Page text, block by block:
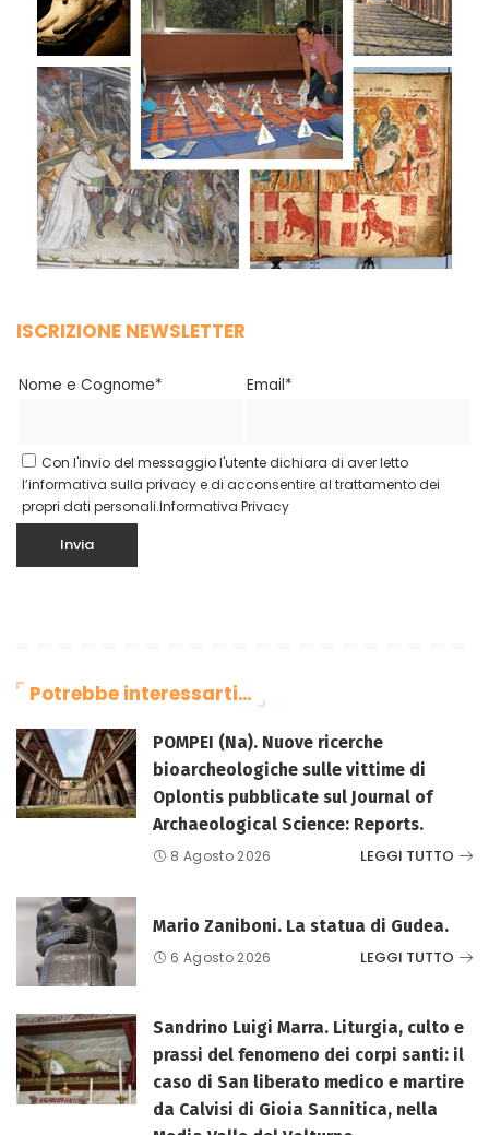
ISCRIZIONE NEWSLETTER
Nome e Cognome* Email*
Con l'invio del messaggio l'utente dichiara di aver letto
l’informativa sulla privacy e di acconsentire al trattamento dei
propri dati personali.Informativa Privacy
Potrebbe interessarti…
POMPEI (Na). Nuove ricerche
bioarcheologiche sulle vittime di
Oplontis pubblicate sul Journal of
Archaeological Science: Reports.
8 Agosto 2026 LEGGI TUTTO
Mario Zaniboni. La statua di Gudea.
6 Agosto 2026 LEGGI TUTTO
Sandrino Luigi Marra. Liturgia, culto e
prassi del fenomeno dei corpi santi: il
caso di San liberato medico e martire
da Calvisi di Gioia Sannitica, nella